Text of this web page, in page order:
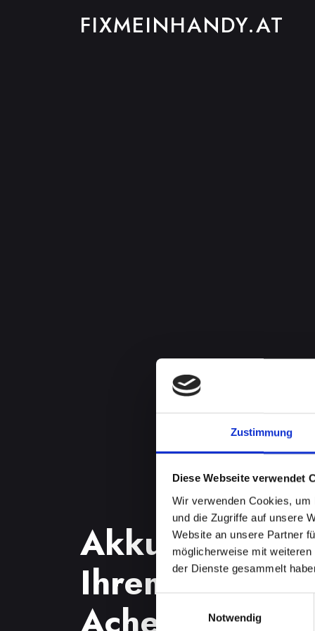
Zustimmung
Diese Webseite verwendet
Wir verwenden Cookies,
und die Zugriffe auf unsere
Website an unsere Partner
möglicherweise mit
der Dienste gesammelt
Notwendig
FIXMEINHANDY.AT
Ihrem